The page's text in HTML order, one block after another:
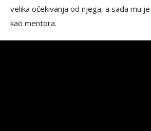
velika očekivanja od njega, a sada mu
kao mentora.